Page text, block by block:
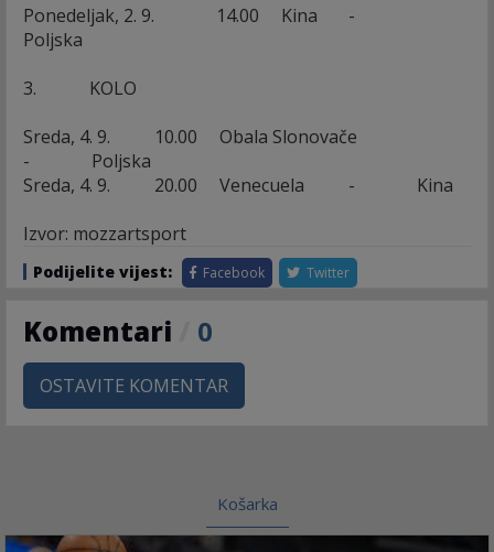
Ponedeljak, 2. 9. 14.00 Kina -
Poljska
3. KOLO
Sreda, 4. 9. 10.00 Obala Slonovače
- Poljska
Sreda, 4. 9. 20.00 Venecuela - Kina
Izvor: mozzartsport
Podijelite vijest: Facebook Twitter
Komentari 0
OSTAVITE KOMENTAR
Košarka